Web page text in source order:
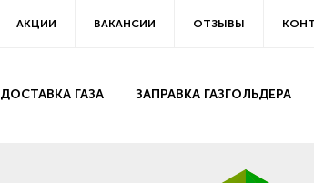
АКЦИИ ВАКАНСИИ ОТЗЫВЫ
ДОСТАВКА ГАЗА ЗАПРАВКА ГАЗГОЛЬДЕРА